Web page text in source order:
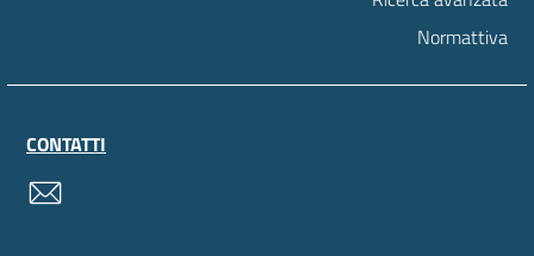
Normattiva
CONTATTI